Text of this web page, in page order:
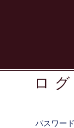
ロ
パスワー